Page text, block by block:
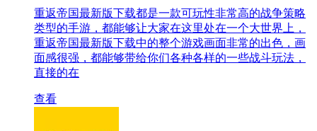
重返帝国最新版下载都是一款可玩性非常高的战争策略
类型的手游，都能够让大家在这里处在一个大世界上，
重返帝国最新版下载中的整个游戏画面非常的出色，画
面感很强，都能够带给你们各种各样的一些战斗玩法，
直接的在
查看